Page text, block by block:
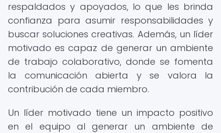
respaldados y apoyados, lo que les brinda
confianza para asumir responsabilidades y
buscar soluciones creativas. Además, un líder
motivado es capaz de generar un ambiente
de trabajo colaborativo, donde se fomenta
la comunicación abierta y se valora la
contribución de cada miembro.
Un líder motivado tiene un impacto positivo
en el equipo al generar un ambiente de